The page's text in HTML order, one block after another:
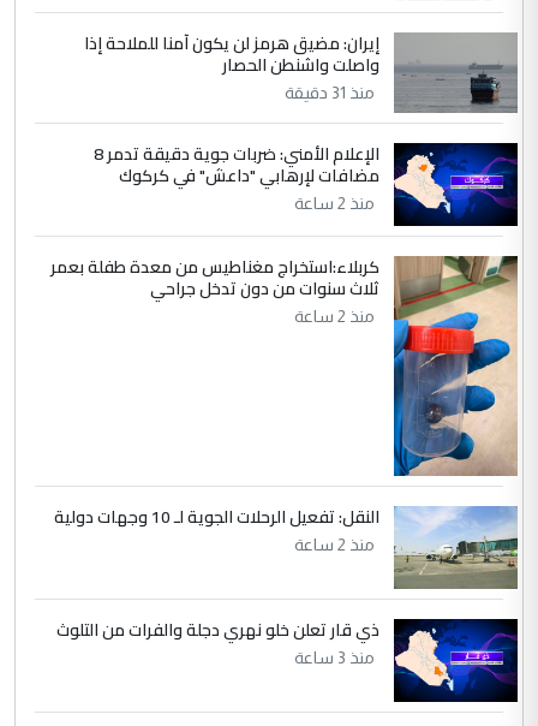
صلاح مهدي حسن
التعليق : صلاح مهدي حسن ...
الموضوع :
هيئة الحج تصدر قرارا يخص "لم الشمل"
وتعديل استمارة قرعة الحج
إيران: مضيق هرمز لن يكون آمنا للملاحة إذا
واصلت واشنطن الحصار
منذ 31 دقيقة
الإعلام الأمني: ضربات جوية دقيقة تدمر 8
مضافات لإرهابي "داعش" في كركوك
منذ 2 ساعة
كربلاء:استخراج مغناطيس من معدة طفلة بعمر
ثلاث سنوات من دون تدخل جراحي
منذ 2 ساعة
النقل: تفعيل الرحلات الجوية لـ 10 وجهات دولية
منذ 2 ساعة
ذي قار تعلن خلو نهري دجلة والفرات من التلوث
منذ 3 ساعة